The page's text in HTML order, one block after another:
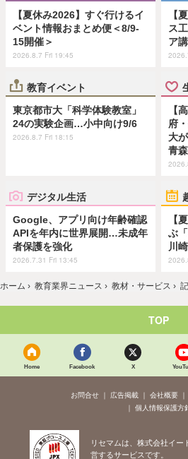
【夏休み2026】すぐ行けるイ
ベント情報おまとめ便＜8/9-
15開催＞
2026.8.7 Fri 19:45
【
ス
ア
教育イベント
東京都市大「科学体験教室」
24の実験企画…小中向け9/6
2026.8.7 Fri 18:15
【
府
大
青
デジタル生活
Google、アプリ向け年齢確認
APIを年内に世界展開…未成年
者保護を強化
2026.7.31 Fri 13:45
【
ぶ
川
ホーム › 教育業界ニュース › 教材・サービス ›
TOP
Home Facebook X
お問合せ 広告掲載 会社概要
個人情報保護方
リセマムは、株式会社イー
営するサービスです。